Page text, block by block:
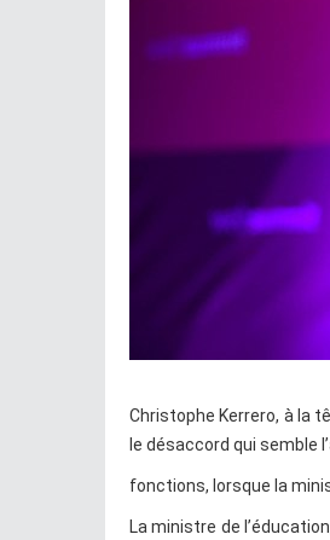
Christophe Kerrero, à la
le désaccord qui semble
fonctions, lorsque la
La ministre de